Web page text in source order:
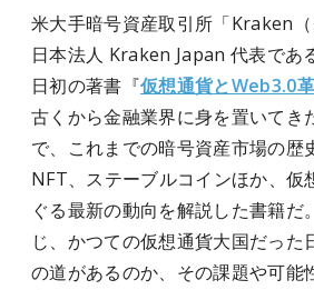
米大手暗号資産取引所「Kraken
日本法人 Kraken Japan 代表であ
日初の著書『仮想通貨とWeb3.0
古くから金融業界に身を置いてき
で、これまでの暗号資産市場の歴
NFT、ステーブルコインほか、仮
ぐる最新の動向を解説した書籍だ
じ、かつての仮想通貨大国だった
の道があるのか、その課題や可能